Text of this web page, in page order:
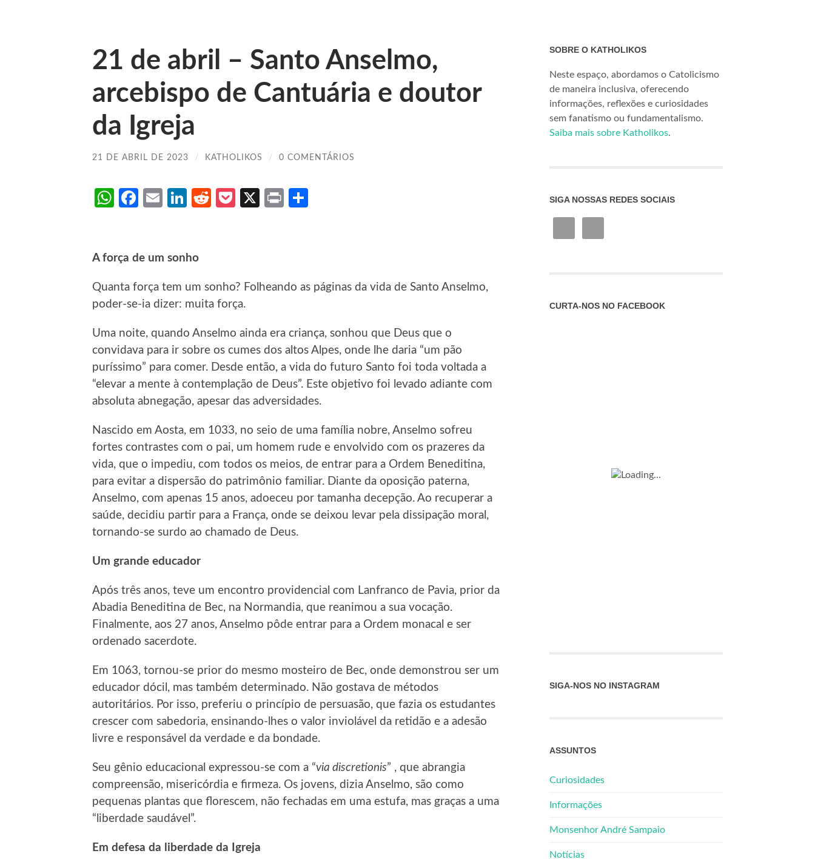
21 de abril – Santo Anselmo,
arcebispo de Cantuária e doutor
da Igreja
21 DE ABRIL DE 2023 / KATHOLIKOS / 0 COMENTÁRIOS
WhatsApp
Facebook
EmailLinkedIn
RedditPocket
X Print
A força de um sonho
Quanta força tem um sonho? Folheando as páginas da vida de Santo Anselmo,
poder-se-ia dizer: muita força.
Uma noite, quando Anselmo ainda era criança, sonhou que Deus que o
convidava para ir sobre os cumes dos altos Alpes, onde lhe daria “um pão
puríssimo” para comer. Desde então, a vida do futuro Santo foi toda voltada a
“elevar a mente à contemplação de Deus”. Este objetivo foi levado adiante com
absoluta abnegação, apesar das adversidades.
Nascido em Aosta, em 1033, no seio de uma família nobre, Anselmo sofreu
fortes contrastes com o pai, um homem rude e envolvido com os prazeres da
vida, que o impediu, com todos os meios, de entrar para a Ordem Beneditina,
para evitar a dispersão do patrimônio familiar. Diante da oposição paterna,
Anselmo, com apenas 15 anos, adoeceu por tamanha decepção. Ao recuperar a
saúde, decidiu partir para a França, onde se deixou levar pela dissipação moral,
tornando-se surdo ao chamado de Deus.
Um grande educador
Após três anos, teve um encontro providencial com Lanfranco de Pavia, prior da
Abadia Beneditina de Bec, na Normandia, que reanimou a sua vocação.
Finalmente, aos 27 anos, Anselmo pôde entrar para a Ordem monacal e ser
ordenado sacerdote.
Em 1063, tornou-se prior do mesmo mosteiro de Bec, onde demonstrou ser um
educador dócil, mas também determinado. Não gostava de métodos
autoritários. Por isso, preferiu o princípio de persuasão, que fazia os estudantes
crescer com sabedoria, ensinando-lhes o valor inviolável da retidão e a adesão
livre e responsável da verdade e da bondade.
Seu gênio educacional expressou-se com a “via discretionis” , que abrangia
compreensão, misericórdia e firmeza. Os jovens, dizia Anselmo, são como
pequenas plantas que florescem, não fechadas em uma estufa, mas graças a uma
“liberdade saudável”.
Em defesa da liberdade da Igreja
SOBRE O KATHOLIKOS
Neste espaço, abordamos o Catolicismo
de maneira inclusiva, oferecendo
informações, reflexões e curiosidades
sem fanatismo ou fundamentalismo.
Saiba mais sobre Katholikos.
SIGA NOSSAS REDES SOCIAIS
CURTA-NOS NO FACEBOOK
SIGA-NOS NO INSTAGRAM
ASSUNTOS
Curiosidades
Informações
Monsenhor André Sampaio
Notícias